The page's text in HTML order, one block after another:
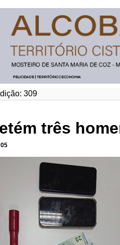
309
três